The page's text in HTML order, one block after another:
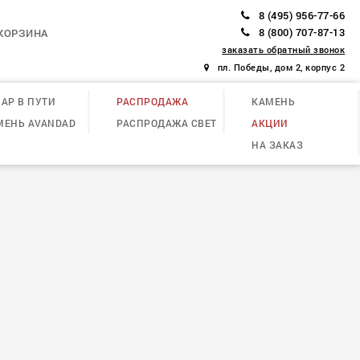
8 (495) 956-77-66
8 (800) 707-87-13
заказать обратный звонок
пл. Победы, дом 2, корпус 2
В ПУТИ
AVANDAD
РАСПРОДАЖА
РАСПРОДАЖА СВЕТ
КАМЕНЬ
АКЦИИ
НА ЗАКАЗ